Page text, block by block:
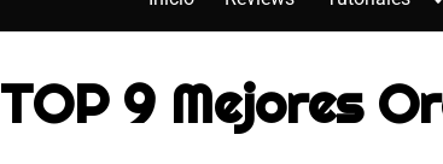
TOP 9 Mejores